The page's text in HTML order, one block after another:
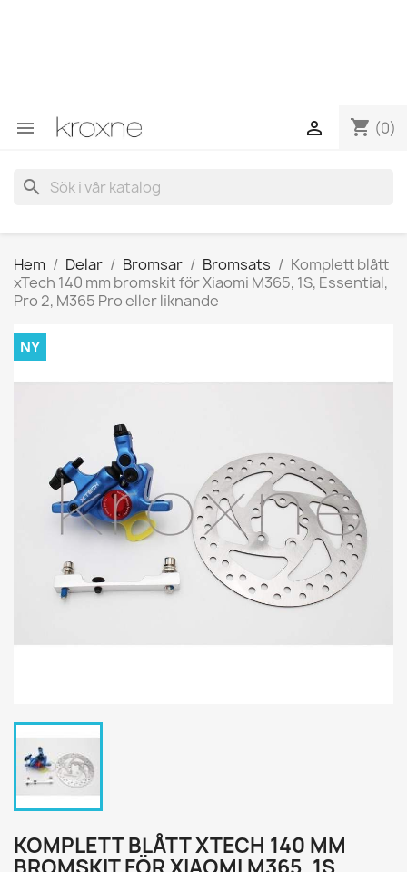
 shopping_cart (0)

search
Hem Delar Bromsar Bromsats
Komplett blått
xTech 140 mm bromskit för Xiaomi M365, 1S, Essential,
Pro 2, M365 Pro eller liknande
NY
KOMPLETT BLÅTT XTECH 140 MM